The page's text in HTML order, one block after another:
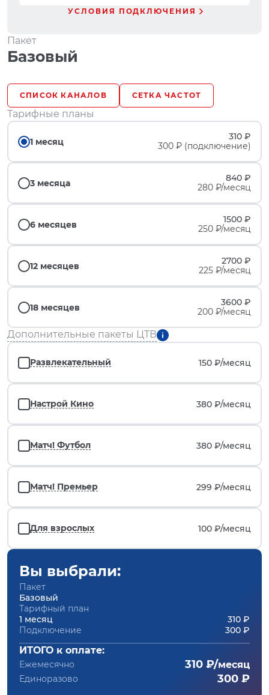
УСЛОВИЯ ПОДКЛЮЧЕНИЯ
Пакет
Базовый
СПИСОК КАНАЛОВ СЕТКА ЧАСТОТ
Тарифные планы
1 месяц
310 ₽
300 ₽ (подключение)
3 месяца
840 ₽
280 ₽/месяц
6 месяцев
1500 ₽
250 ₽/месяц
12 месяцев
2700 ₽
225 ₽/месяц
18 месяцев
3600 ₽
200 ₽/месяц
Дополнительные пакеты ЦТВ
Развлекательный 150 ₽/месяц
Настрой Кино 380 ₽/месяц
Матч! Футбол 380 ₽/месяц
Матч! Премьер 299 ₽/месяц
Для взрослых 100 ₽/месяц
Вы выбрали:
Пакет
Базовый
Тарифный план
1 месяц
310 ₽
Подключение
300 ₽
ИТОГО к оплате:
Ежемесячно 310 ₽/месяц
Единоразово 300 ₽